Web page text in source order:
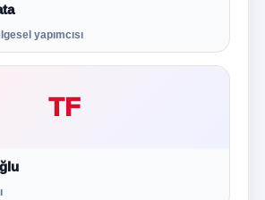
yapımcısı
TF